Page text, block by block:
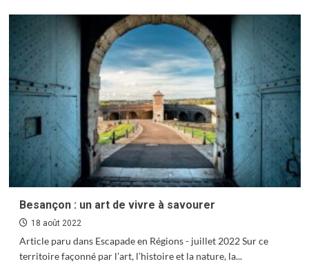
sur
Rocket,
chien-
a
pour
de
numériser
Citadelle
de
Besançon : un art de vivre à savourer
18 août 2022
Article paru dans Escapade en Régions - juillet 2022 Sur ce
territoire façonné par l’art, l’histoire et la nature, la...